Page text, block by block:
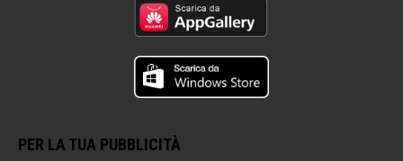
PER LA TUA PUBBLICITÀ